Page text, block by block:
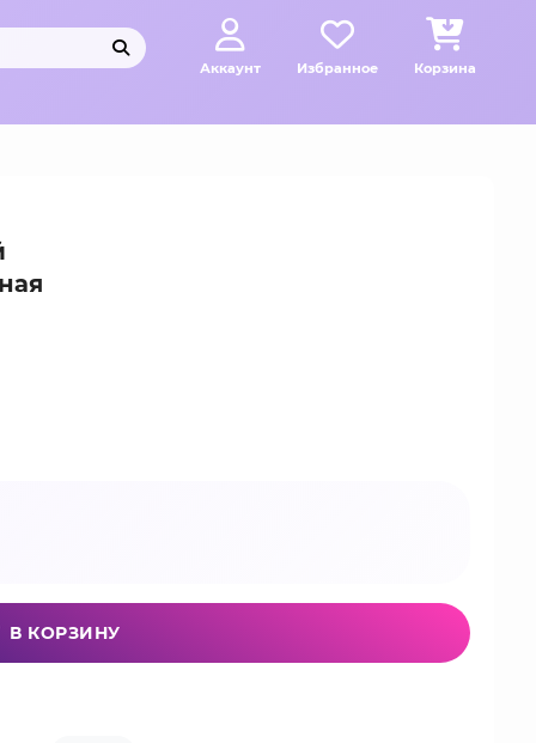
Аккаунт Избранное Корзина
В КОРЗИНУ